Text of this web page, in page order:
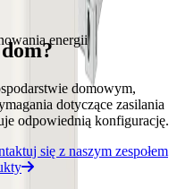
domowym,
dotyczące zasilania
odpowiednią konfigurację.
się z naszym zespołem